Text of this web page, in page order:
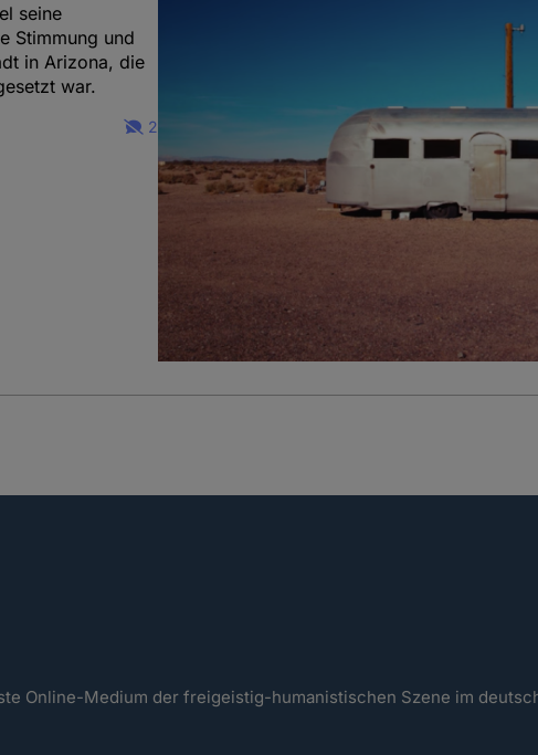
seine
Stimmung und
in Arizona, die
war.
2
Online-Medium der freigeistig-humanistischen Szene im